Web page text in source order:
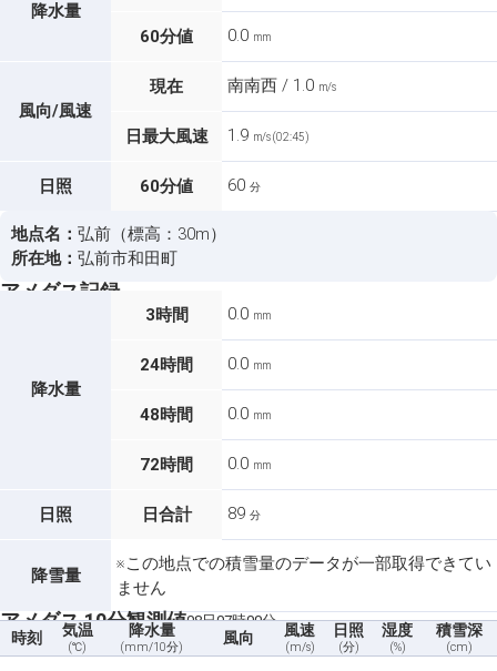
降水量
60分値 0.0 mm
風向/風速
現在 南南西 / 1.0 m/s
日最大風速 1.9 m/s (02:45)
日照 60分値 60 分
地点名： 弘前（標高：30m）
所在地： 弘前市和田町
アメダス記録
降水量
3時間 0.0 mm
24時間 0.0 mm
48時間 0.0 mm
72時間 0.0 mm
日照 日合計 89 分
降雪量
※この地点での積雪量のデータが一部取得できてい
ません
アメダス 10分観測値08日07時00分
時刻 気温
(℃)
降水量
(mm/10分)
風向 風速
(m/s)
日照
(分)
湿度
(%)
積雪深
(cm)